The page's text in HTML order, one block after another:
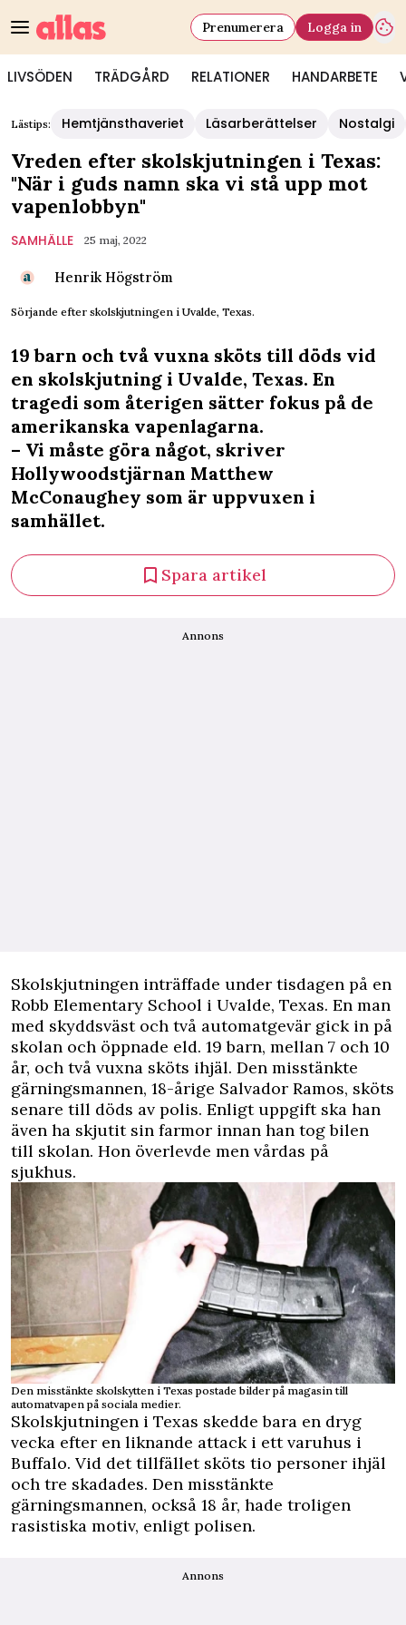
LIVSÖDEN TRÄDGÅRD RELATIONER HANDARBETE
Prenumerera Logga in
Lästips: Hemtjänsthaveriet Läsarberättelser Nostalgi
Vreden efter skolskjutningen i Texas:
"När i guds namn ska vi stå upp mot
vapenlobbyn"
SAMHÄLLE 25 maj, 2022
Henrik Högström
Sörjande efter skolskjutningen i Uvalde, Texas.
19 barn och två vuxna sköts till döds vid
en skolskjutning i Uvalde, Texas. En
tragedi som återigen sätter fokus på de
amerikanska vapenlagarna.
– Vi måste göra något, skriver
Hollywoodstjärnan Matthew
McConaughey som är uppvuxen i
samhället.
Spara artikel
Annons
Skolskjutningen inträffade under tisdagen på en
Robb Elementary School i Uvalde, Texas. En man
med skyddsväst och två automatgevär gick in på
skolan och öppnade eld. 19 barn, mellan 7 och 10
år, och två vuxna sköts ihjäl. Den misstänkte
gärningsmannen, 18-årige Salvador Ramos, sköts
senare till döds av polis. Enligt uppgift ska han
även ha skjutit sin farmor innan han tog bilen
till skolan. Hon överlevde men vårdas på
sjukhus.
Den misstänkte skolskytten i Texas postade bilder på magasin till
automatvapen på sociala medier.
Skolskjutningen i Texas skedde bara en dryg
vecka efter en liknande attack i ett varuhus i
Buffalo. Vid det tillfället sköts tio personer ihjäl
och tre skadades. Den misstänkte
gärningsmannen, också 18 år, hade troligen
rasistiska motiv, enligt polisen.
Annons